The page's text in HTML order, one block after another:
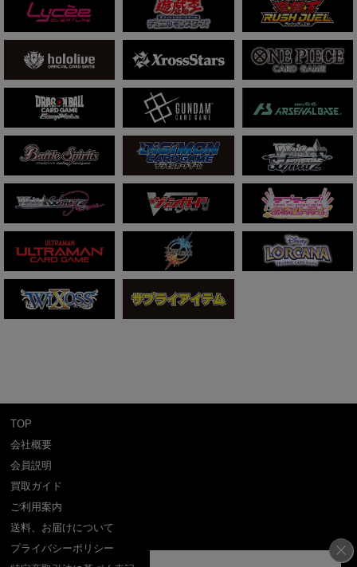
TOP
会社概要
会員説明
買取ガイド
ご利用案内
送料、お届けについて
プライバシーポリシー